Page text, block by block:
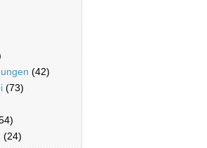
(42)
(73)
(24)